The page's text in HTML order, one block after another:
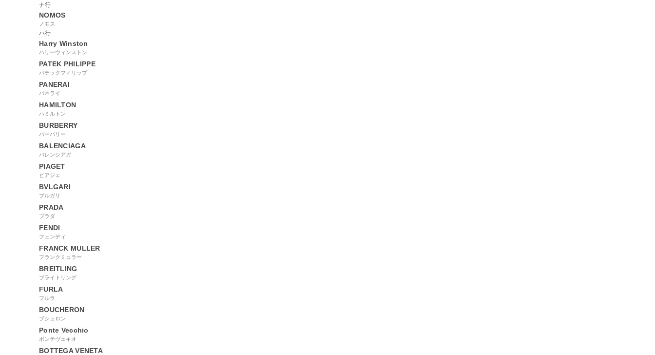
ナ行
NOMOS
ノモス
ハ行
Harry Winston
ハリーウィンストン
PATEK PHILIPPE
パテックフィリップ
PANERAI
パネライ
HAMILTON
ハミルトン
BURBERRY
バーバリー
BALENCIAGA
バレンシアガ
PIAGET
ピアジェ
BVLGARI
ブルガリ
PRADA
プラダ
FENDI
フェンディ
FRANCK MULLER
フランクミュラー
BREITLING
ブライトリング
FURLA
フルラ
BOUCHERON
ブシュロン
Ponte Vecchio
ポンテヴェキオ
BOTTEGA VENETA